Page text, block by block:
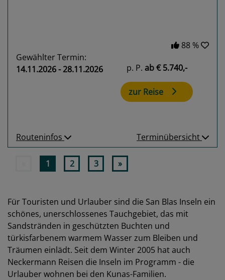
88 %
Gewählter Termin:
14.11.2026 - 28.11.2026
p. P. ab€ 5.740,-
zur Reise
Routeninfos Terminübersicht
1 2 3 »
Für Touristen und Urlauber sind die San Blas Inseln ein
schönes, unerschlossenes Tauchgebiet, das mit
Sandstränden in geschützten Buchten und
türkisfarbenem warmem Wasser zum Bleiben und
Träumen einlädt. Seit dem Winter 2005 hat auch
Neckermann Reisen die Inseln im Programm - die
Urlauber wohnen bei den Kunas-Familien.